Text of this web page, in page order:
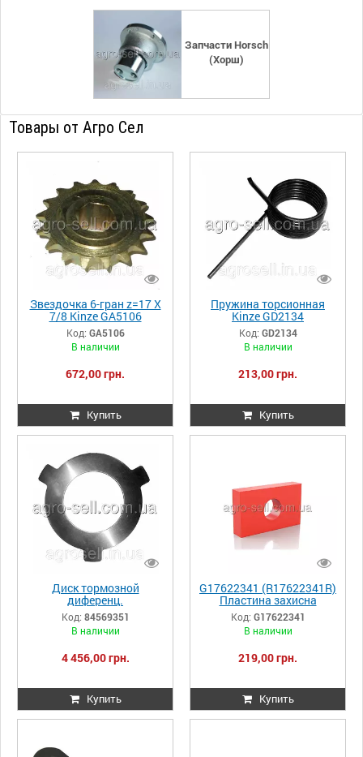
Запчасти Horsch
(Хорш)
Товары от Агро Сел
Звездочка 6-гран z=17 X
7/8 Kinze GA5106
Код: GA5106
В наличии
672,00 грн.
Купить
Пружина торсионная
Kinze GD2134
Код: GD2134
В наличии
213,00 грн.
Купить
Диск тормозной
диференц.
T8.390/Mag.340 Case
84569351
Код: 84569351
В наличии
4 456,00 грн.
Купить
G17622341 (R17622341R)
Пластина захисна
Gaspardo
Код: G17622341
В наличии
219,00 грн.
Купить